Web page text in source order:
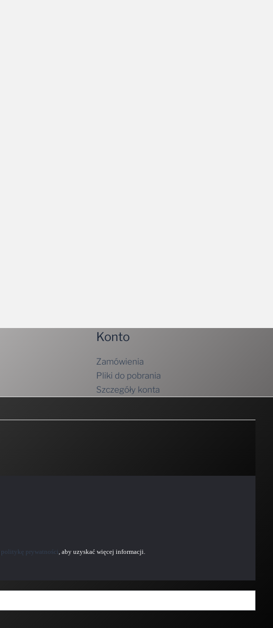
Konto
Zamówienia
Pliki do pobrania
Szczegóły konta
politykę prywatności, aby uzyskać więcej informacji.